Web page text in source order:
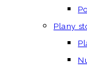
Plany